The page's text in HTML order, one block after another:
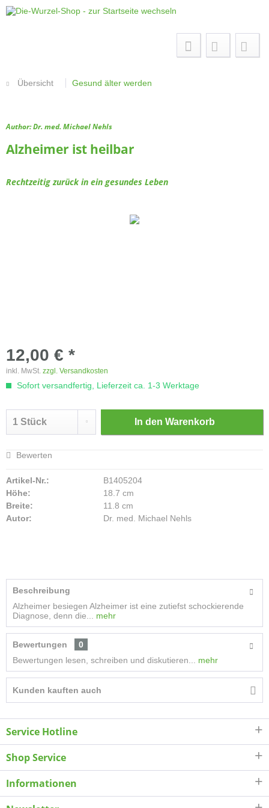
Übersicht Gesund älter werden
Author: Dr. med. Michael Nehls
Alzheimer ist heilbar
Rechtzeitig zurück in ein gesundes Leben
12,00 € *
inkl. MwSt. zzgl. Versandkosten
Sofort versandfertig, Lieferzeit ca. 1-3 Werktage
In den Warenkorb
Bewerten
Artikel-Nr.:
B1405204
Höhe:
18.7 cm
Breite:
11.8 cm
Autor:
Dr. med. Michael Nehls
Beschreibung
Alzheimer besiegen Alzheimer ist eine zutiefst schockierende
Diagnose, denn die...
mehr
Bewertungen
0
Bewertungen lesen, schreiben und diskutieren...
mehr
Kunden kauften auch
Service Hotline
Shop Service
Informationen